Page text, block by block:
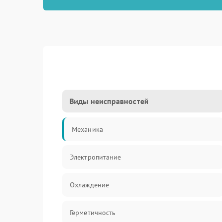
Виды неисправностей
Механика
Электропитание
Охлаждение
Герметичность